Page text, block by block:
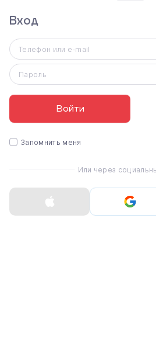
плавными закругленными
обеспечивая комфорт каждый
Изысканный дизайн
Ambient Island — новое
Вход
Телефон или e-mail
Пароль
Войти
Запомнить меня
Или через